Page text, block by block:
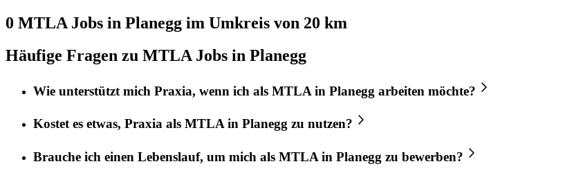
0 MTLA Jobs in Planegg im Umkreis von 20 km
Häufige Fragen zu MTLA Jobs in Planegg
Wie unterstützt mich Praxia, wenn ich als MTLA in Planegg arbeiten möchte?
Kostet es etwas, Praxia als MTLAin Planegg zu nutzen?
Brauche ich einen Lebenslauf, um mich als MTLA in Planegg zu bewerben?